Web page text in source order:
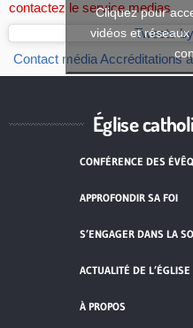
contactez le service medias
Tweets
Cliquez pour
vidéos et
Contact médiaAccréditations
Église
CONFÉRENCE DES
APPROFONDIR SA FOI
S’ENGAGER DANS LA
ACTUALITÉ DE L’ÉGLISE
À PROPOS